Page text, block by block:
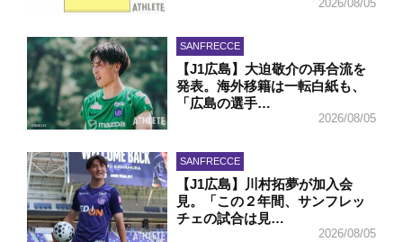
2026/08/05
SANFRECCE
【J1広島】大迫敬介の再合流を
発表。海外移籍は一転白紙も、
「広島の選手…
2026/08/05
SANFRECCE
【J1広島】川村拓夢が加入会
見。「この２年間、サンフレッ
チェの試合は見…
2026/08/05